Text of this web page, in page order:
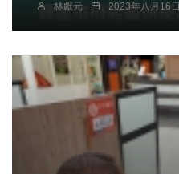
林獻元 2023年八月16日